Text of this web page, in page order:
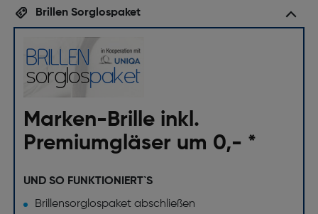
Brillen Sorglospaket
Marken-Brille inkl.
Premiumgläser um 0,- *
UND SO FUNKTIONIERT`S
Brillensorglospaket abschließen